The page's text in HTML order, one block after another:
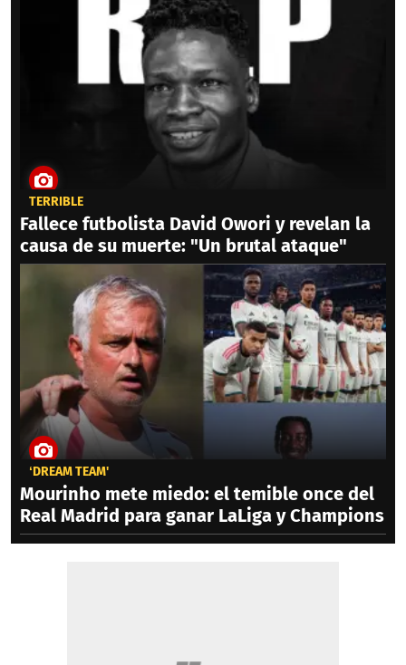
TERRIBLE
Fallece futbolista David Owori y revelan la
causa de su muerte: "Un brutal ataque"
‘DREAM TEAM'
Mourinho mete miedo: el temible once del
Real Madrid para ganar LaLiga y Champions